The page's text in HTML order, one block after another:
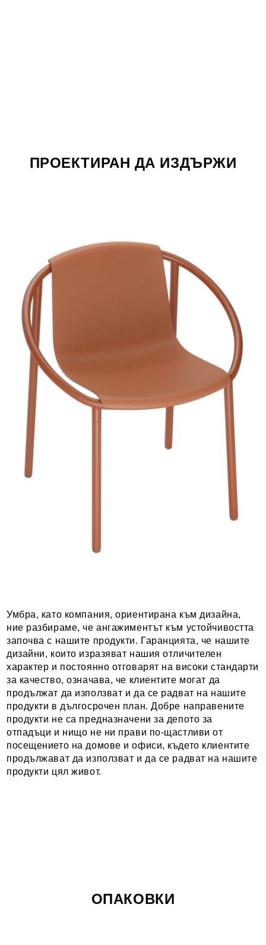
ПРОЕКТИРАН ДА ИЗДЪРЖИ
Умбра, като компания, ориентирана към дизайна,
ние разбираме, че ангажиментът към устойчивостта
започва с нашите продукти. Гаранцията, че нашите
дизайни, които изразяват нашия отличителен
характер и постоянно отговарят на високи стандарти
за качество, означава, че клиентите могат да
продължат да използват и да се радват на нашите
продукти в дългосрочен план. Добре направените
продукти не са предназначени за депото за
отпадъци и нищо не ни прави по-щастливи от
посещението на домове и офиси, където клиентите
продължават да използват и да се радват на нашите
продукти цял живот.
ОПАКОВКИ